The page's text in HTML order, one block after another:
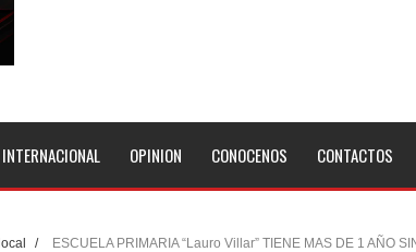
INTERNACIONAL OPINION CONOCENOS CONTACTOS
local /
ESCUELA PRIMARIA “Lauro Villar” TIENE MAS DE 1 AÑO